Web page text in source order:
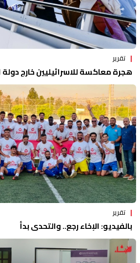
تقرير
هجرة معاكسة للاسرائيليين خارج دولة
تقرير
بالفيديو: الإخاء رجع.. والتحدي بدأ